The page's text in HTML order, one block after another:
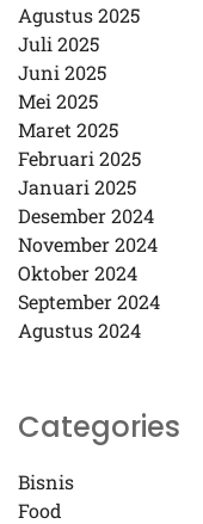
Agustus 2025
Juli 2025
Juni 2025
Mei 2025
Maret 2025
Februari 2025
Januari 2025
Desember 2024
November 2024
Oktober 2024
September 2024
Agustus 2024
Categories
Bisnis
Food